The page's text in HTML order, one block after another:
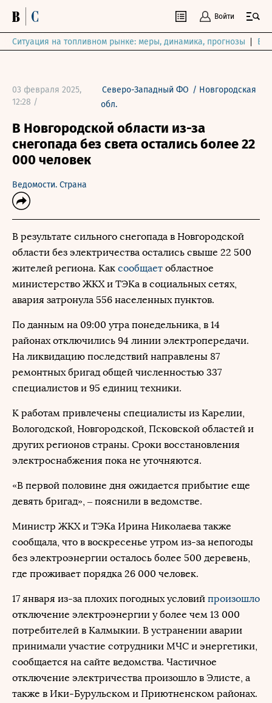
Войти
Ситуация на топливном рынке: меры, динамика, прогнозы
03 февраля 2025,
12:28 /
Северо-Западный ФО / Новгородская
обл.
В Новгородской области из-за
снегопада без света остались более 22
000 человек
Ведомости. Страна
В результате сильного снегопада в Новгородской
области без электричества остались свыше 22 500
жителей региона. Как сообщает областное
министерство ЖКХ и ТЭКа в социальных сетях,
авария затронула 556 населенных пунктов.
По данным на 09:00 утра понедельника, в 14
районах отключились 94 линии электропередачи.
На ликвидацию последствий направлены 87
ремонтных бригад общей численностью 337
специалистов и 95 единиц техники.
К работам привлечены специалисты из Карелии,
Вологодской, Новгородской, Псковской областей и
других регионов страны. Сроки восстановления
электроснабжения пока не уточняются.
«В первой половине дня ожидается прибытие еще
девять бригад», – пояснили в ведомстве.
Министр ЖКХ и ТЭКа Ирина Николаева также
сообщала, что в воскресенье утром из-за непогоды
без электроэнергии осталось более 500 деревень,
где проживает порядка 26 000 человек.
17 января из-за плохих погодных условий произошло
отключение электроэнергии у более чем 13 000
потребителей в Калмыкии. В устранении аварии
принимали участие сотрудники МЧС и энергетики,
сообщается на сайте ведомства. Частичное
отключение электричества произошло в Элисте, а
также в Ики-Бурульском и Приютненском районах.